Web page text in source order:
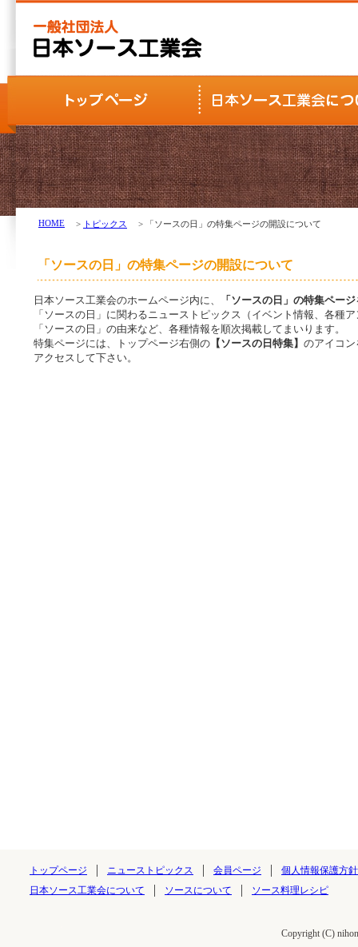
HOME > トピックス > 「ソースの日」の特集ページの開設について
「ソースの日」の特集ページの開設について
日本ソース工業会のホームページ内に、 「ソースの日」の特集ページ
「ソースの日」に関わるニューストピックス（イベント情報、各種
「ソースの日」の由来など、各種情報を順次掲載してまいります。
特集ページには、トップページ右側の 【ソースの日特集】 のアイコ
アクセスして下さい。
トップページ ニューストピックス 会員ページ
個人情報保護方針
日本ソース工業会について
ソースについて ソース料理レシピ
Copyright (C)